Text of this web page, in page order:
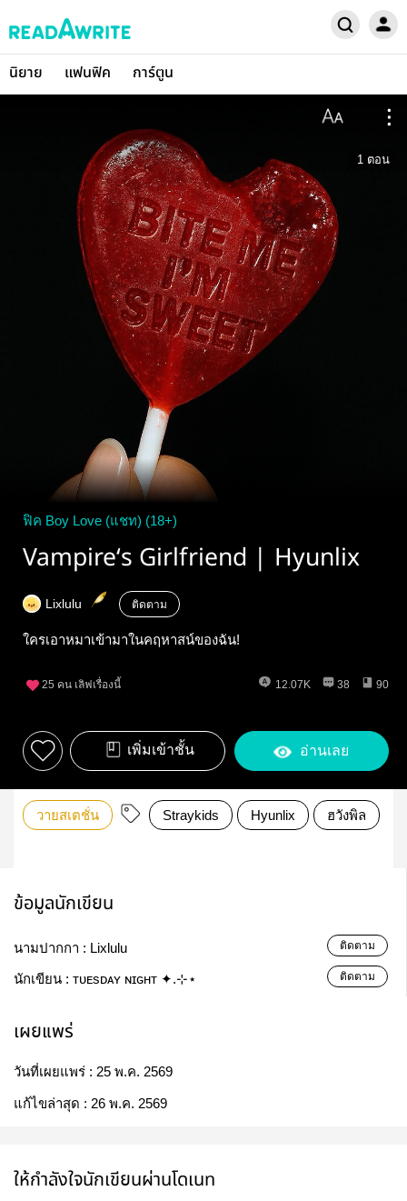
นิยาย แฟนฟิค การ์ตูน
1 ตอน
ฟิค Boy Love (แชท) (18+)
Vampire‘s Girlfriend | Hyunlix
Lixlulu ติดตาม
ใครเอาหมาเข้ามาในคฤหาสน์ของฉัน!
25 คน เลิฟเรื่องนี้ 12.07K 38 90
เพิ่มเข้าชั้น อ่านเลย
วายสเตชั่น Straykids Hyunlix ฮวังพิล
ข้อมูลนักเขียน
นามปากกา : Lixlulu ติดตาม
นักเขียน : ᴛᴜᴇsᴅᴀʏ ɴɪɢʜᴛ ✦.⊹⋆ ติดตาม
เผยแพร่
วันที่เผยแพร่ : 25 พ.ค. 2569
แก้ไขล่าสุด : 26 พ.ค. 2569
ให้กำลังใจนักเขียนผ่านโดเนท